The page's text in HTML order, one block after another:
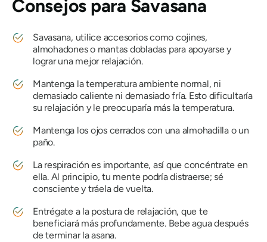
Consejos para Savasana
Savasana, utilice accesorios como cojines,
almohadones o mantas dobladas para apoyarse y
lograr una mejor relajación.
Mantenga la temperatura ambiente normal, ni
demasiado caliente ni demasiado fría. Esto dificultaría
su relajación y le preocuparía más la temperatura.
Mantenga los ojos cerrados con una almohadilla o un
paño.
La respiración es importante, así que concéntrate en
ella. Al principio, tu mente podría distraerse; sé
consciente y tráela de vuelta.
Entrégate a la postura de relajación, que te
beneficiará más profundamente. Bebe agua después
de terminar la asana.